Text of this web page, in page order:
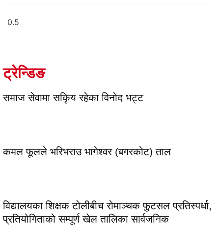
ट्रेन्डिङ
समाज सेवामा सकिृय रहेका विनोद भट्ट
कमल फूलले भरिभराउ भागेश्वर (बगरकोट) ताल
विद्यालयका शिक्षक टोलीबीच रोमाञ्चक फुटसल प्रतिस्पर्धा,
प्रतियोगिताको सम्पूर्ण खेल तालिका सार्वजनिक